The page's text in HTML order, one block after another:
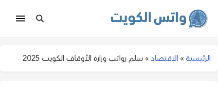
الرئيسية » الاقتصاد » سلم رواتب وزارة الأوقاف الكويت 2025